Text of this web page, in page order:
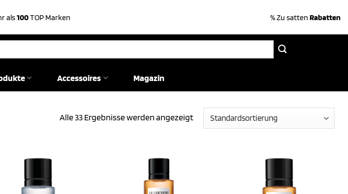
als100TOP Marken % Zu satten Rabatten
Accessoires Magazin
Alle 33 Ergebnisse werden angezeigt